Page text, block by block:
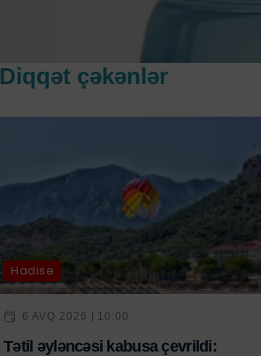
Diqqət çəkənlər
Hadisə
6 AVQ 2026 | 10:00
Tətil əyləncəsi kabusa çevrildi: